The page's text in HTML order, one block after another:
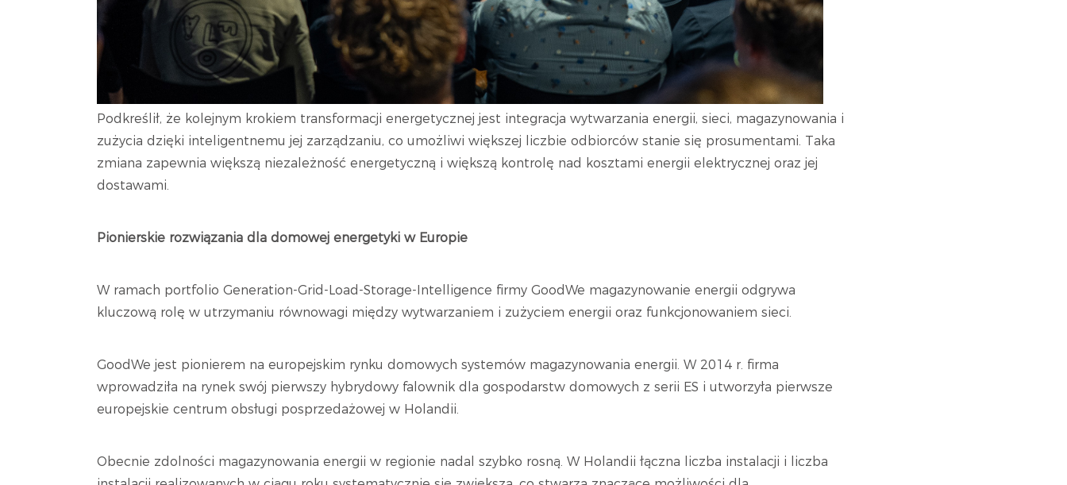
Podkreślił, że kolejnym krokiem transformacji energetycznej jest integracja wytwarzania energii, sieci, magazynowania i
zużycia dzięki inteligentnemu jej zarządzaniu, co umożliwi większej liczbie odbiorców stanie się prosumentami. Taka
zmiana zapewnia większą niezależność energetyczną i większą kontrolę nad kosztami energii elektrycznej oraz jej
dostawami.
Pionierskie rozwiązania dla domowej energetyki w Europie
W ramach portfolio Generation-Grid-Load-Storage-Intelligence firmy GoodWe magazynowanie energii odgrywa
kluczową rolę w utrzymaniu równowagi między wytwarzaniem i zużyciem energii oraz funkcjonowaniem sieci.
GoodWe jest pionierem na europejskim rynku domowych systemów magazynowania energii. W 2014 r. firma
wprowadziła na rynek swój pierwszy hybrydowy falownik dla gospodarstw domowych z serii ES i utworzyła pierwsze
europejskie centrum obsługi posprzedażowej w Holandii.
Obecnie zdolności magazynowania energii w regionie nadal szybko rosną. W Holandii łączna liczba instalacji i liczba